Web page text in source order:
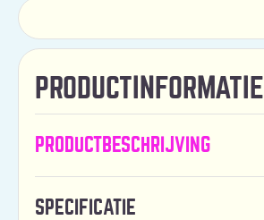
PRODUCTINFORMATIE
PRODUCTBESCHRIJVING
SPECIFICATIE